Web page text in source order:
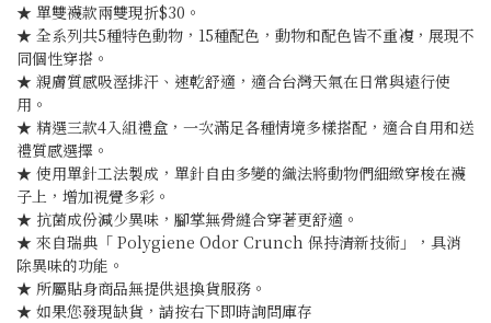
★ 單雙襪款兩雙現折$30。
★ 全系列共5種特色動物，15種配色，動物和配色皆不重複，展現不
同個性穿搭。
★ 親膚質感吸溼排汗、速乾舒適，適合台灣天氣在日常與遠行使
用。
★ 精選三款4入組禮盒，一次滿足各種情境多樣搭配，適合自用和送
禮質感選擇。
★ 使用單針工法製成，單針自由多變的織法將動物們細緻穿梭在襪
子上，增加視覺多彩。
★ 抗菌成份減少異味，腳掌無骨縫合穿著更舒適。
★ 來自瑞典「 Polygiene Odor Crunch 保持清新技術」，具消
除異味的功能。
★ 所屬貼身商品無提供退換貨服務。
★ 如果您發現缺貨，請按右下即時詢問庫存